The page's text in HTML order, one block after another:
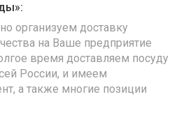
организуем доставку
на Ваше предприятие
время доставляем посуду
России, и имеем
а также многие позиции